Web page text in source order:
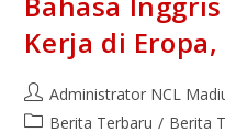
Kerja di Eropa,
Administrator NCL
Berita Terbaru / Berita